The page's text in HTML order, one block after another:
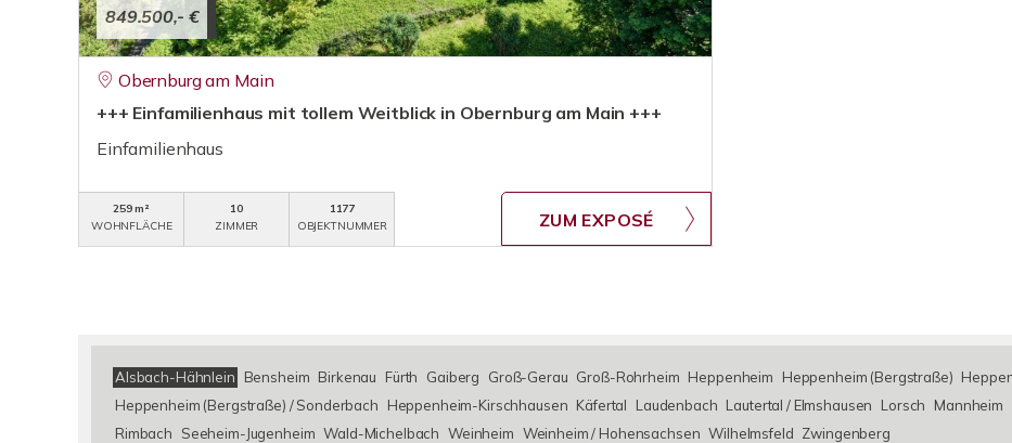
849.500,- €
Obernburg am Main
+++ Einfamilienhaus mit tollem Weitblick in Obernburg am Main +++
Einfamilienhaus
259 m²
WOHNFLÄCHE
10
ZIMMER
1177
OBJEKTNUMMER
ZUM EXPOSÉ
Alsbach-Hähnlein Bensheim Birkenau Fürth Gaiberg Groß-Gerau Groß-Rohrheim Heppenheim Heppenheim (Bergstraße)
Heppenheim (Bergstraße) / Sonderbach
Heppenheim-Kirschhausen Käfertal Laudenbach Lautertal / Elmshausen Lorsch Mannheim
Rimbach
Seeheim-Jugenheim Wald-Michelbach Weinheim Weinheim / Hohensachsen Wilhelmsfeld Zwingenberg